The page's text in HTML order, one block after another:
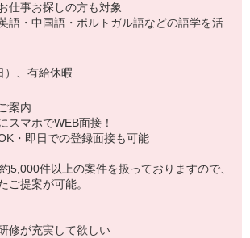
仕事お探しの方も対象
語・中国語・ポルトガル語などの語学を活
）、有給休暇
案内
スマホでWEB面接！
・即日での登録面接も可能
5,000件以上の案件を扱っておりますので、
ご提案が可能。
修が充実して欲しい